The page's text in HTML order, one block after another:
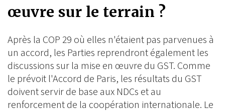
œuvre sur le terrain ?
Après la COP 29 où elles n'étaient pas parvenues à
un accord, les Parties reprendront également les
discussions sur la mise en œuvre du GST. Comme
le prévoit l'Accord de Paris, les résultats du GST
doivent servir de base aux NDCs et au
renforcement de la coopération internationale. Le